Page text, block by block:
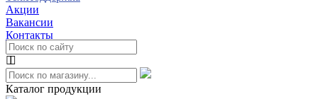
Акции
Вакансии
Контакты
Каталог продукции